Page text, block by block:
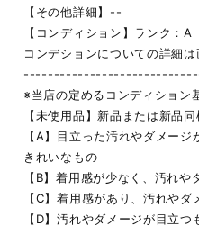
【その他詳細】--
【コンディション】ランク：A
コンデションについての詳細は
※当店の定めるコンディション
【未使用品】新品または新品
【A】目立った汚れやダメー
きれいなもの
【B】着用感が少なく、汚れ
【C】着用感があり、汚れや
【D】汚れやダメージが目立つ